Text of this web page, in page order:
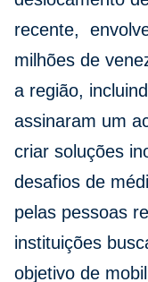
recente,
milhões de
a região,
assinaram um
criar soluções
desafios de
pelas pessoas
instituições
objetivo de